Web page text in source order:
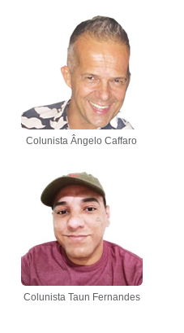
Colunista Ângelo Caffaro
Colunista Taun Fernandes